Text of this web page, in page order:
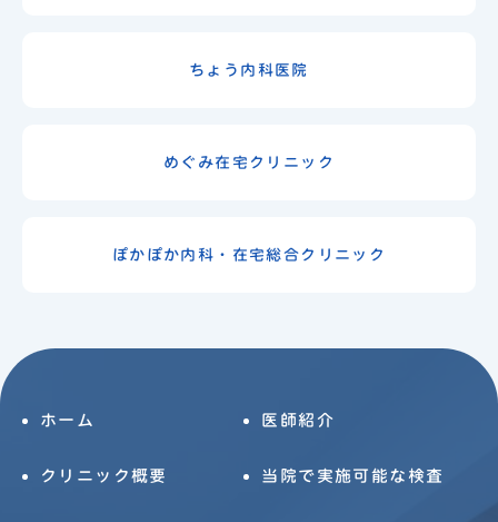
ちょう内科医院
めぐみ在宅クリニック
ぽかぽか内科・在宅総合クリニック
ホーム 医師紹介
クリニック概要 当院で実施可能な検査